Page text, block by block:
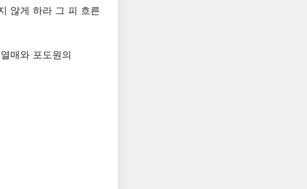
않게 하라 그 피 흐른
매와 포도원의